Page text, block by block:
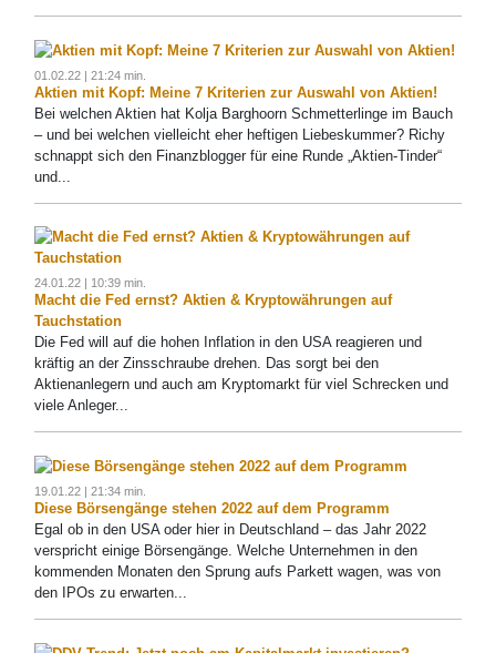
01.02.22 | 21:24 min.
Aktien mit Kopf: Meine 7 Kriterien zur Auswahl von Aktien!
Bei welchen Aktien hat Kolja Barghoorn Schmetterlinge im Bauch
– und bei welchen vielleicht eher heftigen Liebeskummer? Richy
schnappt sich den Finanzblogger für eine Runde „Aktien-Tinder“
und...
24.01.22 | 10:39 min.
Macht die Fed ernst? Aktien & Kryptowährungen auf
Tauchstation
Die Fed will auf die hohen Inflation in den USA reagieren und
kräftig an der Zinsschraube drehen. Das sorgt bei den
Aktienanlegern und auch am Kryptomarkt für viel Schrecken und
viele Anleger...
19.01.22 | 21:34 min.
Diese Börsengänge stehen 2022 auf dem Programm
Egal ob in den USA oder hier in Deutschland – das Jahr 2022
verspricht einige Börsengänge. Welche Unternehmen in den
kommenden Monaten den Sprung aufs Parkett wagen, was von
den IPOs zu erwarten...